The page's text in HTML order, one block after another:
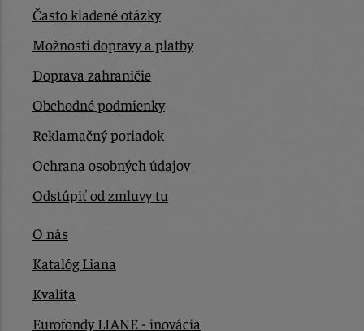
Často kladené otázky
Možnosti dopravy a platby
Doprava zahraničie
Obchodné podmienky
Reklamačný poriadok
Ochrana osobných údajov
Odstúpiť od zmluvy tu
O nás
Katalóg Liana
Kvalita
Eurofondy LIANE - inovácia